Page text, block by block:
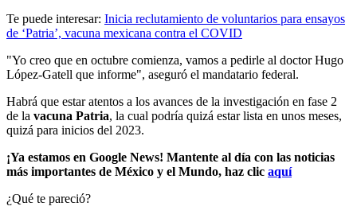
Te puede interesar: Inicia reclutamiento de voluntarios para ensayos
de ‘Patria’, vacuna mexicana contra el COVID
"Yo creo que en octubre comienza, vamos a pedirle al doctor Hugo
López-Gatell que informe", aseguró el mandatario federal.
Habrá que estar atentos a los avances de la investigación en fase 2
de la vacuna Patria, la cual podría quizá estar lista en unos meses,
quizá para inicios del 2023.
¡Ya estamos en Google News! Mantente al día con las noticias
más importantes de México y el Mundo, haz clic aquí
¿Qué te pareció?